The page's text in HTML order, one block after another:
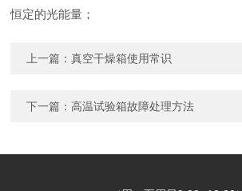
恒定的光能量；
上一篇：真空干燥箱使用常识
下一篇：高温试验箱故障处理方法